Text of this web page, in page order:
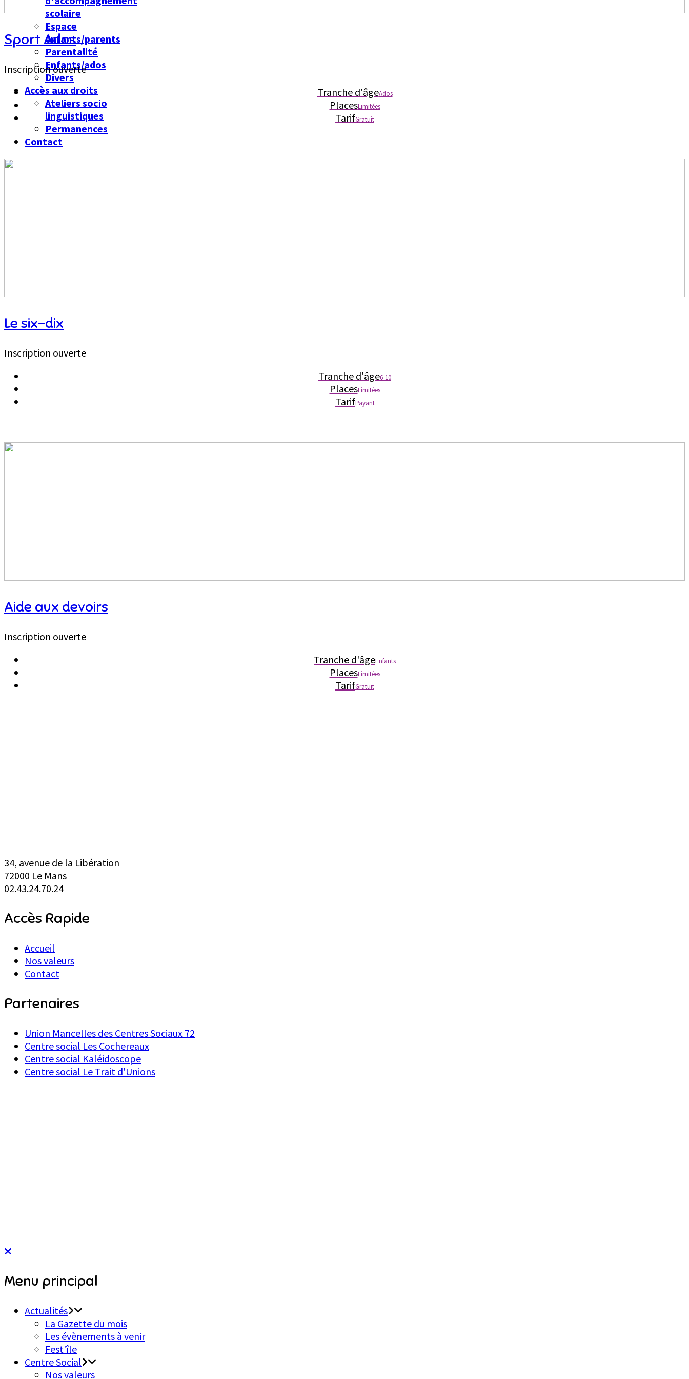
scolaire
Espace
enfants/parents
Parentalité
Enfants/ados
Divers
Accès aux droits
Ateliers socio
linguistiques
Permanences
Contact
Sport Ados
Inscription ouverte
Tranche d'âgeAdos
PlacesLimitées
TarifGratuit
Le six-dix
Inscription ouverte
Tranche d'âge6-10
PlacesLimitées
TarifPayant
Aide aux devoirs
Inscription ouverte
Tranche d'âgeEnfants
PlacesLimitées
TarifGratuit
34, avenue de la Libération
72000 Le Mans
02.43.24.70.24
Accès Rapide
Accueil
Nos valeurs
Contact
Partenaires
Union Mancelles des Centres Sociaux 72
Centre social Les Cochereaux
Centre social Kaléidoscope
Centre social Le Trait d'Unions
Menu principal
Actualités
La Gazette du mois
Les évènements à venir
Fest'île
Centre Social
Nos valeurs